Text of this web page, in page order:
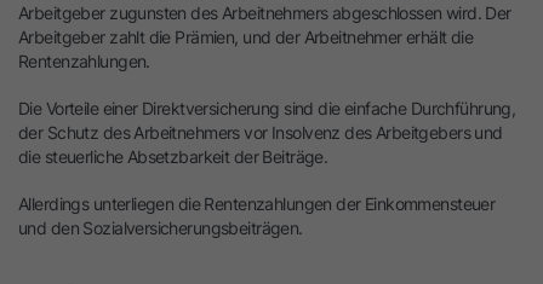
Arbeitgeber zugunsten des Arbeitnehmers abgeschlossen wird. Der
Arbeitgeber zahlt die Prämien, und der Arbeitnehmer erhält die
Rentenzahlungen.
Die Vorteile einer Direktversicherung sind die einfache Durchführung,
der Schutz des Arbeitnehmers vor Insolvenz des Arbeitgebers und
die steuerliche Absetzbarkeit der Beiträge.
Allerdings unterliegen die Rentenzahlungen der Einkommensteuer
und den Sozialversicherungsbeiträgen.